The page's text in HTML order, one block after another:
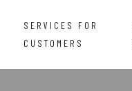
SERVICES FOR
CUSTOMERS